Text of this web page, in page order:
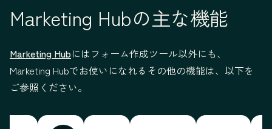
Marketing Hubの主な機能
Marketing Hubにはフォーム作成ツール以外にも、
Marketing Hubでお使いになれるその他の機能は、以下を
ご参照ください。